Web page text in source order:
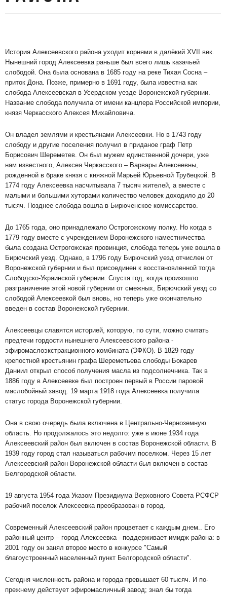
История Алексеевского района уходит корнями в далёкий XVII век.
Нынешний город Алексеевка раньше был всего лишь казачьей
слободой. Она была основана в 1685 году на реке Тихая Сосна –
приток Дона. Позже, примерно в 1691 году, была известна как
слобода Алексеевская в Усердском уезде Воронежской губернии.
Название слобода получила от имени канцлера Российской империи,
князя Черкасского Алексея Михайловича.
Он владел землями и крестьянами Алексеевки. Но в 1743 году
слободу и другие поселения получил в приданое граф Петр
Борисович Шереметев. Он был мужем единственной дочери, уже
нам известного, Алексея Черкасского – Варвары Алексеевны,
рожденной в браке князя с княжной Марьей Юрьевной Трубецкой. В
1774 году Алексеевка насчитывала 7 тысяч жителей, а вместе с
малыми и большими хуторами количество человек доходило до 20
тысяч. Позднее слобода вошла в Бирюченское комиссарство.
До 1765 года, оно принадлежало Острогожскому полку. Но когда в
1779 году вместе с учреждением Воронежского наместничества
была создана Острогожская провинция, слобода теперь уже вошла в
Бирючский уезд. Однако, в 1796 году Бирючский уезд отчислен от
Воронежской губернии и был присоединен к восстановленной тогда
Слободско-Украинской губернии. Спустя год, когда произошло
разграничение этой новой губернии от смежных, Бирючский уезд со
слободой Алексеевкой был вновь, но теперь уже окончательно
введен в состав Воронежской губернии.
Алексеевцы славятся историей, которую, по сути, можно считать
предтечи гордости нынешнего Алексеевского района -
эфиромаслоэкстракционного комбината (ЭФКО). В 1829 году
крепостной крестьянин графа Шереметьева слободы Бокарев
Даниил открыл способ получения масла из подсолнечника. Так в
1886 году в Алексеевке был построен первый в России паровой
маслобойный завод. 19 марта 1918 года Алексеевка получила
статус города Воронежской губернии.
Она в свою очередь была включена в Центрально-Черноземную
область. Но продолжалось это недолго: уже в июне 1934 года
Алексеевский район был включен в состав Воронежской области. В
1939 году город стал называться рабочим поселком. Через 15 лет
Алексеевский район Воронежской области был включен в состав
Белгородской области.
19 августа 1954 года Указом Президиума Верховного Совета РСФСР
рабочий поселок Алексеевка преобразован в город.
Современный Алексеевский район процветает с каждым днем.. Его
районный центр – город Алексеевка - поддерживает имидж района: в
2001 году он занял второе место в конкурсе "Самый
благоустроенный населенный пункт Белгородской области".
Сегодня численность района и города превышает 60 тысяч. И по-
прежнему действует эфиромасличный завод; знал бы тогда